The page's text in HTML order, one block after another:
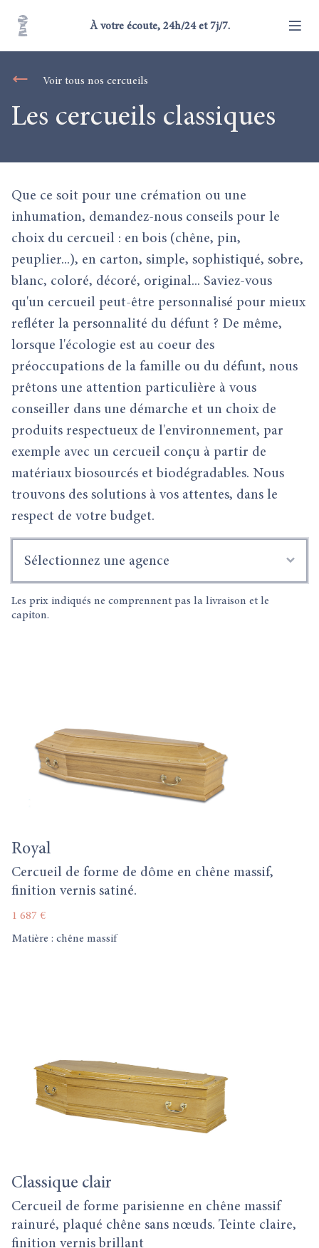
À votre écoute, 24h/24 et 7j/7.
Voir tous nos cercueils
Les cercueils classiques
Que ce soit pour une crémation ou une
inhumation, demandez-nous conseils pour le
choix du cercueil : en bois (chêne, pin,
peuplier...), en carton, simple, sophistiqué, sobre,
blanc, coloré, décoré, original... Saviez-vous
qu'un cercueil peut-être personnalisé pour mieux
refléter la personnalité du défunt ? De même,
lorsque l'écologie est au coeur des
préoccupations de la famille ou du défunt, nous
prêtons une attention particulière à vous
conseiller dans une démarche et un choix de
produits respectueux de l'environnement, par
exemple avec un cercueil conçu à partir de
matériaux biosourcés et biodégradables. Nous
trouvons des solutions à vos attentes, dans le
respect de votre budget.
Sélectionnez une agence
Les prix indiqués ne comprennent pas la livraison et le
capiton.
Royal
Cercueil de forme de dôme en chêne massif,
finition vernis satiné.
1 687 €
Matière : chêne massif
Classique clair
Cercueil de forme parisienne en chêne massif
rainuré, plaqué chêne sans nœuds. Teinte claire,
finition vernis brillant